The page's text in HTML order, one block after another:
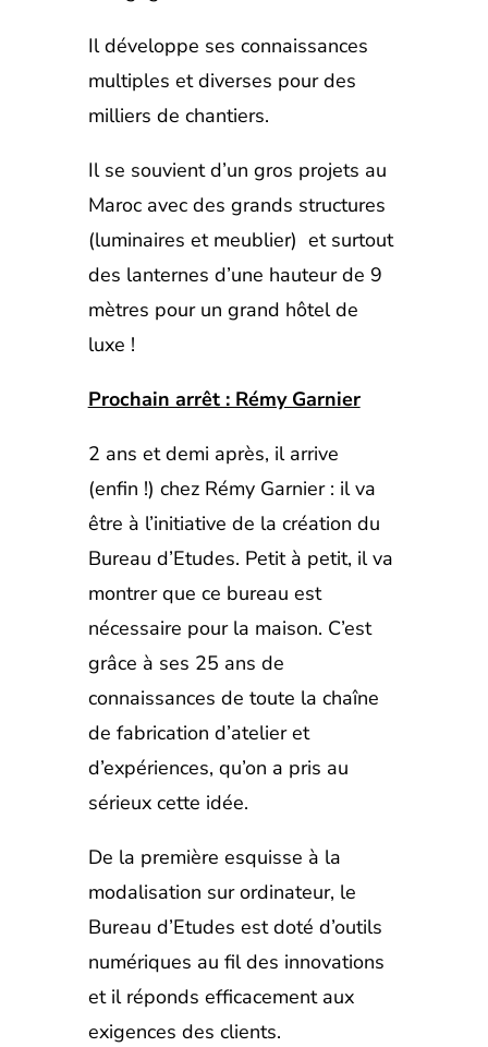
Il développe ses connaissances
multiples et diverses pour des
milliers de chantiers.
Il se souvient d’un gros projets au
Maroc avec des grands structures
(luminaires et meublier) et surtout
des lanternes d’une hauteur de 9
mètres pour un grand hôtel de
luxe !
Prochain arrêt : Rémy Garnier
2 ans et demi après, il arrive
(enfin !) chez Rémy Garnier : il va
être à l’initiative de la création du
Bureau d’Etudes. Petit à petit, il va
montrer que ce bureau est
nécessaire pour la maison. C’est
grâce à ses 25 ans de
connaissances de toute la chaîne
de fabrication d’atelier et
d’expériences, qu’on a pris au
sérieux cette idée.
De la première esquisse à la
modalisation sur ordinateur, le
Bureau d’Etudes est doté d’outils
numériques au fil des innovations
et il réponds efficacement aux
exigences des clients.